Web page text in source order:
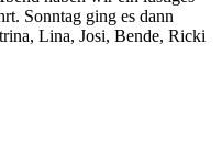
Sonntag ging es dann
Lina, Josi, Bende, Ricki